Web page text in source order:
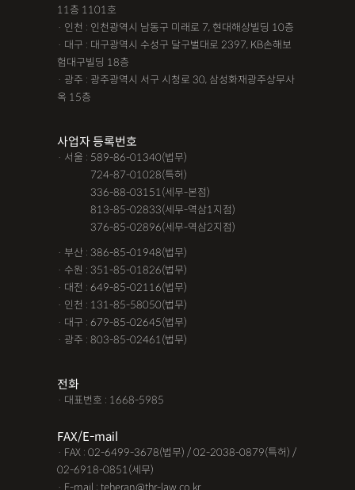
11층 1101호
· 인천 : 인천광역시 남동구 미래로 7, 현대해상빌딩 10층
· 대구 : 대구광역시 수성구 달구벌대로 2397, KB손해보
험대구빌딩 18층
· 광주 : 광주광역시 서구 시청로 30, 삼성화재광주상무사
옥 15층
사업자 등록번호
· 서울 : 589-86-01340(법무)
724-87-01028(특허)
336-88-03151(세무-본점)
813-85-02833(세무-역삼1지점)
376-85-02896(세무-역삼2지점)
· 부산 : 386-85-01948(법무)
· 수원 : 351-85-01826(법무)
· 대전 : 649-85-02116(법무)
· 인천 : 131-85-58050(법무)
· 대구 : 679-85-02645(법무)
· 광주 : 803-85-02461(법무)
전화
· 대표번호 : 1668-5985
FAX/E-mail
· FAX : 02-6499-3678(법무) / 02-2038-0879(특허) /
02-6918-0851(세무)
· E-mail : teheran@thr-law.co.kr